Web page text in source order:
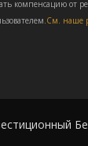
компенсацию от
См. наше